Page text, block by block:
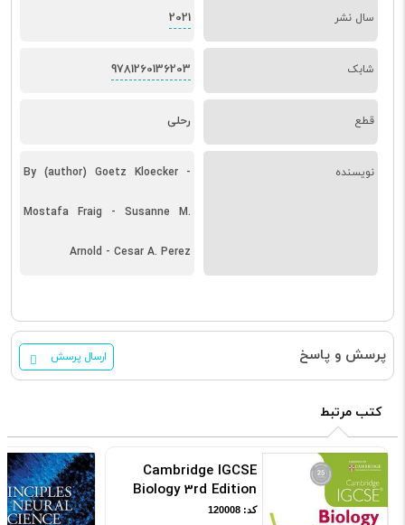
سال نشر 2021
شابک 9781260136203
قطع رحلی
نویسنده By (author) Goetz Kloecker -
Mostafa Fraig - Susanne M.
Arnold - Cesar A. Perez
پرسش و پاسخ ارسال پرسش
کتب مرتبط
Cambridge IGCSE
Biology 3rd Edition
کد: 120008